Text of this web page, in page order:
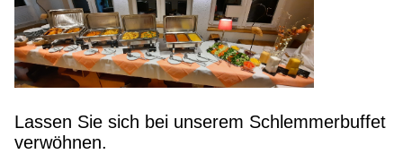
Lassen Sie sich bei unserem Schlemmerbuffet
verwöhnen.